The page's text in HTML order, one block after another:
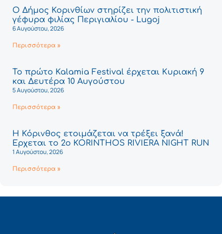
Ο Δήμος Κορινθίων στηρίζει την πολιτιστική
γέφυρα φιλίας Περιγιαλίου - Lugoj
6 Αυγούστου, 2026
Περισσότερα »
Το πρώτο Kalamia Festival έρχεται Κυριακή 9
και Δευτέρα 10 Αυγούστου
5 Αυγούστου, 2026
Περισσότερα »
Η Κόρινθος ετοιμάζεται να τρέξει ξανά!
Έρχεται το 2ο KORINTHOS RIVIERA NIGHT RUN
1 Αυγούστου, 2026
Περισσότερα »